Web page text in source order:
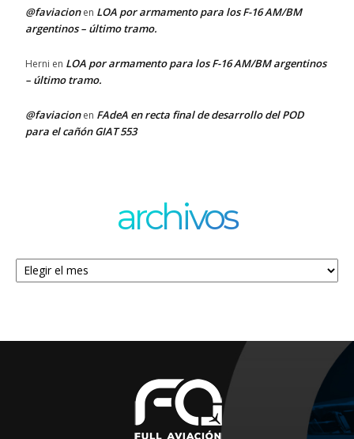
@faviacionen LOA por armamento para los F-16 AM/BM
argentinos – último tramo.
Herni en LOA por armamento para los F-16 AM/BM argentinos
– último tramo.
@faviacionen FAdeA en recta final de desarrollo del POD
para el cañón GIAT 553
archivos
Archivos